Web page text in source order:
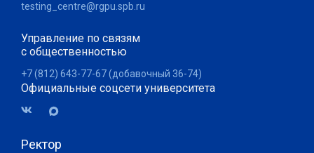
testing_centre@rgpu.spb.ru
Управление по связям
с общественностью
+7 (812) 643-77-67 (добавочный 36-74)
Официальные соцсети университета
Ректор